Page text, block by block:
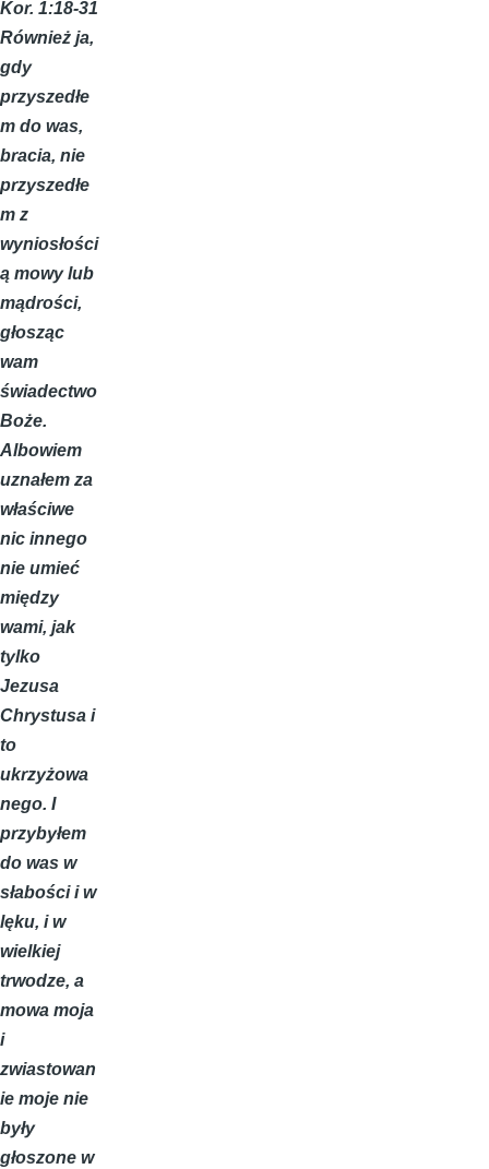
Kor. 1:18-31
Również ja,
gdy
przyszedłe
m do was,
bracia, nie
przyszedłe
m z
wyniosłości
ą mowy lub
mądrości,
głosząc
wam
świadectwo
Boże.
Albowiem
uznałem za
właściwe
nic innego
nie umieć
między
wami, jak
tylko
Jezusa
Chrystusa i
to
ukrzyżowa
nego. I
przybyłem
do was w
słabości i w
lęku, i w
wielkiej
trwodze, a
mowa moja
i
zwiastowan
ie moje nie
były
głoszone w